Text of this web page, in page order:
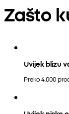
Zašto
Uvijek blizu
Preko 4.000